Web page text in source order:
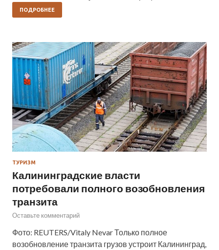
ПОДРОБНЕЕ
ТУРИЗМ
Калининградские власти
потребовали полного возобновления
транзита
Оставьте комментарий
Фото: REUTERS/Vitaly Nevar Только полное
возобновление транзита грузов устроит Калининград,